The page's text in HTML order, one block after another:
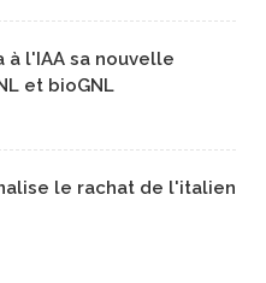
à l'IAA sa nouvelle
et bioGNL
le rachat de l'italien